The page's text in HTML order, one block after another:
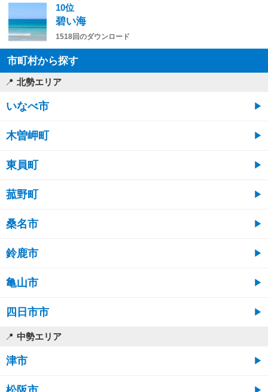
10位
碧い海
1518回のダウンロード
市町村から探す
北勢エリア
いなべ市
木曽岬町
東員町
菰野町
桑名市
鈴鹿市
亀山市
四日市市
中勢エリア
津市